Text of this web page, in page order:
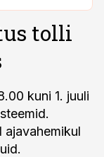
tolli
kuni 1. juuli
ajavahemikul